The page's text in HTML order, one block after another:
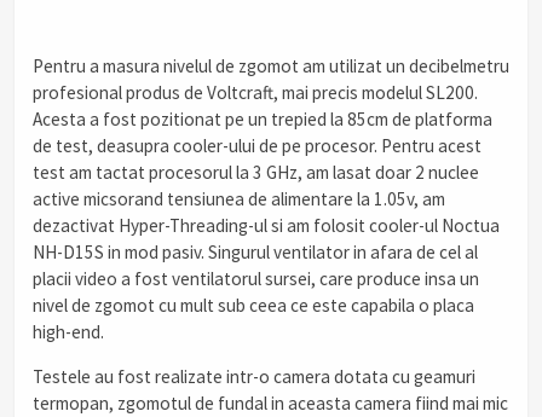
Pentru a masura nivelul de zgomot am utilizat un decibelmetru
profesional produs de Voltcraft, mai precis modelul SL200.
Acesta a fost pozitionat pe un trepied la 85cm de platforma
de test, deasupra cooler-ului de pe procesor. Pentru acest
test am tactat procesorul la 3 GHz, am lasat doar 2 nuclee
active micsorand tensiunea de alimentare la 1.05v, am
dezactivat Hyper-Threading-ul si am folosit cooler-ul Noctua
NH-D15S in mod pasiv. Singurul ventilator in afara de cel al
placii video a fost ventilatorul sursei, care produce insa un
nivel de zgomot cu mult sub ceea ce este capabila o placa
high-end.
Testele au fost realizate intr-o camera dotata cu geamuri
termopan, zgomotul de fundal in aceasta camera fiind mai mic